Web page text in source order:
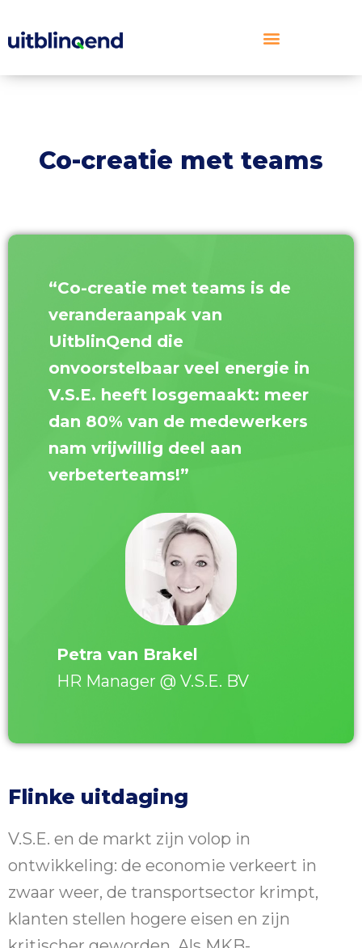
naar
Co-creatie met teams
“Co-creatie met teams is de
veranderaanpak van
UitblinQend die
onvoorstelbaar veel energie in
V.S.E. heeft losgemaakt: meer
dan 80% van de medewerkers
nam vrijwillig deel aan
verbeterteams!”
Petra van Brakel
HR Manager @ V.S.E. BV
Flinke uitdaging
V.S.E. en de markt zijn volop in
ontwikkeling: de economie verkeert in
zwaar weer, de transportsector krimpt,
klanten stellen hogere eisen en zijn